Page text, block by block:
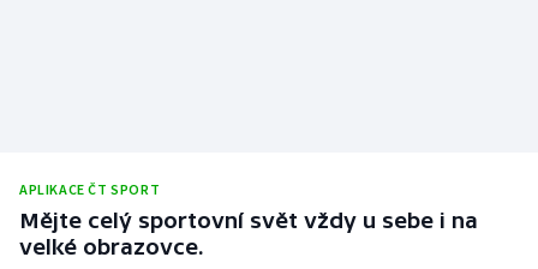
Plážový volejbal
APLIKACE ČT SPORT
Mějte celý sportovní svět vždy u sebe i na
velké obrazovce.